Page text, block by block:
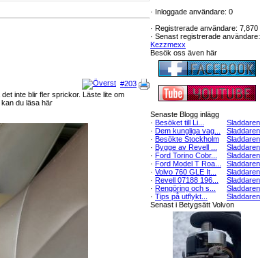
#203
inte blir fler sprickor. Läste lite om
du läsa här
· Inloggade användare: 0
· Registrerade användare: 7,870
· Senast registrerade användare:
Kezzmexx
Besök oss även här
Senaste Blogg inlägg
· Besöket till Li...
Sladdaren
· Dem kungliga vag...
Sladdaren
· Besökte Stockholm
Sladdaren
· Bygge av Revell ...
Sladdaren
· Ford Torino Cobr...
Sladdaren
· Ford Model T Roa...
Sladdaren
· Volvo 760 GLE It...
Sladdaren
· Revell 07188 196...
Sladdaren
· Rengöring och s...
Sladdaren
· Tips på utflykt...
Sladdaren
Senast i Betygsätt Volvon